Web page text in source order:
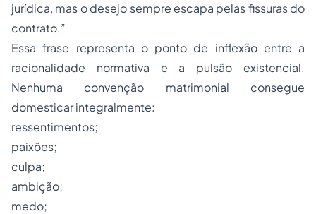
jurídica, mas o desejo sempre escapa pelas fissuras do
contrato.”
Essa frase representa o ponto de inflexão entre a
racionalidade normativa e a pulsão existencial.
Nenhuma convenção matrimonial consegue
domesticar integralmente:
ressentimentos;
paixões;
culpa;
ambição;
medo;